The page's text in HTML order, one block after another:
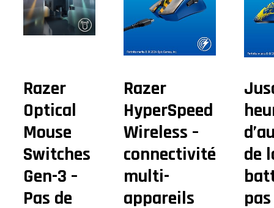
Razer
Optical
Mouse
Switches
Gen-3 –
Pas de
Razer
HyperSpeed
Wireless –
connectivité
multi-
appareils
de